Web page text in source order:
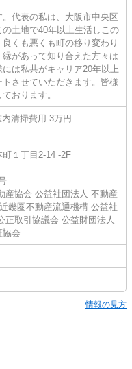
代表の私は、大阪市中央区
土地で40年以上生活しこの
くも悪くも町の移り変わり
があって知り合えた方々は
は私共がキャリア20年以上
させていただきます。皆様
おります。
清掃費用:3万円
町１丁目2-14 -2F
産協会 公益社団法人 不動産
畿圏不動産流通機構 公益社
正取引協議会 公益財団法人
協会
情報の見方